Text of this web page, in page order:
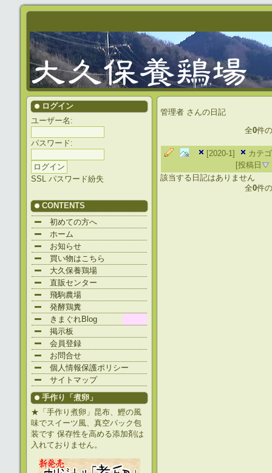
ログイン
ユーザー名:
パスワード:
SSL パスワード紛失
CONTENTS
初めての方へ
ホーム
お知らせ
買い物はこちら
大久保養鶏場
直販センター
飛駒農場
発酵鶏糞
きまぐれBlog
掲示板
会員登録
お問合せ
個人情報保護ポリシー
サイトマップ
手作り「煮卵」
★「手作り煮卵」昆布、鰹の風
味でスイーツ風、真空パック包
装です 保存性を高める添加剤は
入れておりません。
管理者 さんの日記
全0件
[2020-1]
カテ
[投稿日
該当する日記はありません
全0件